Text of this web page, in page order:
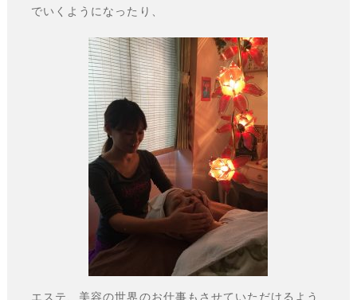
でいくようになったり、
エステ、美容の世界のお仕事もさせていただけるよう